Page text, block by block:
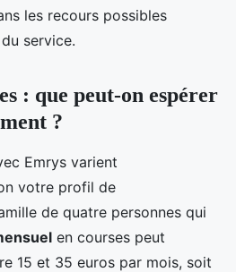
les recours possibles
service.
: que peut-on espérer
?
Emrys varient
votre profil de
de quatre personnes qui
en courses peut
15 et 35 euros par mois, soit